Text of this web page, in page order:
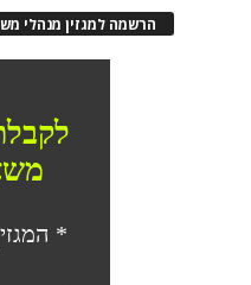
הרשמה למגזין מנהלי